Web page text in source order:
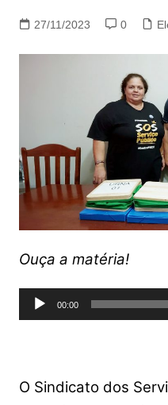
27/11/2023 0
Ouça a matéria!
Tocador
de
00:00
O Sindicato dos